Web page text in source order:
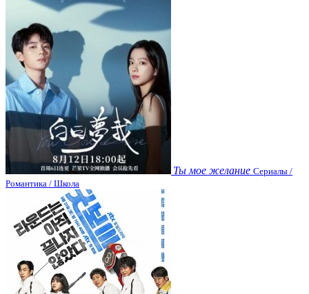
Ты мое желание Сериалы /
Романтика / Школа